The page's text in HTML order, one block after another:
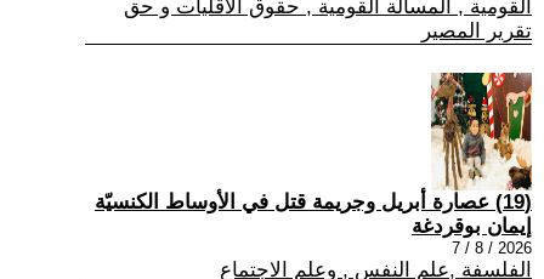
القومية , المسالة القومية , حقوق الاقليات و حق
تقرير المصير
(19) عصارة أبريل وجريمة قتل في الأوساط الكنسيّة
إيمان بوقردغة
2026 / 8 / 7
الفلسفة ,علم النفس , وعلم الاجتماع